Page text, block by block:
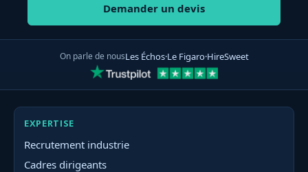
Demander un devis
On parle de nousLes Échos·Le Figaro·HireSweet
EXPERTISE
Recrutement industrie
Cadres dirigeants